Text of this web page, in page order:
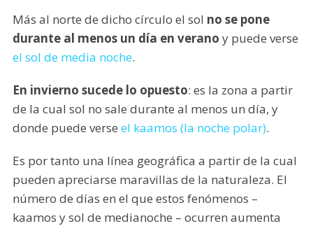
Más al norte de dicho círculo el sol no se pone
durante al menos un día en verano y puede verse
el sol de media noche.
En invierno sucede lo opuesto: es la zona a partir
de la cual sol no sale durante al menos un día, y
donde puede verse el kaamos (la noche polar).
Es por tanto una línea geográfica a partir de la cual
pueden apreciarse maravillas de la naturaleza. El
número de días en el que estos fenómenos –
kaamos y sol de medianoche – ocurren aumenta